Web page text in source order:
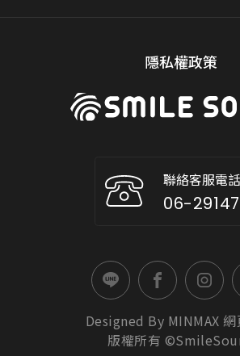
隱私權政策
聯絡客服電話
06-
Designed By MINMAX
版權所有